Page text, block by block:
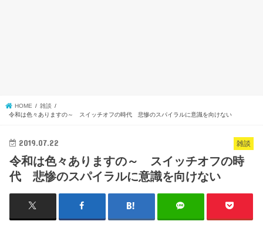
HOME
雑談
令和は色々ありますの～ スイッチオフの時代 悲惨のスパイラルに意識を向けない
雑談
2019.07.22
令和は色々ありますの～ スイッチオフの時
代 悲惨のスパイラルに意識を向けない